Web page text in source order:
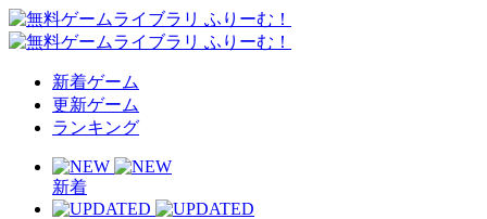
新着ゲーム
更新ゲーム
ランキング
新着